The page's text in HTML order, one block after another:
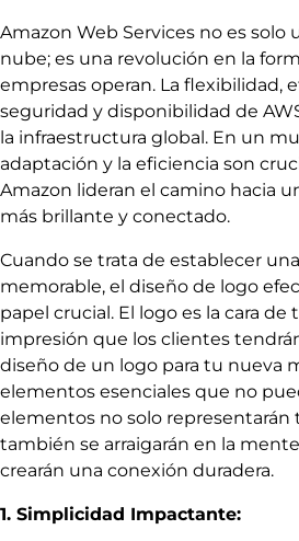
Amazon Web Services no es solo
nube; es una revolución en la
empresas operan. La flexibilidad,
seguridad y disponibilidad de
la infraestructura global. En un
adaptación y la eficiencia son
Amazon lideran el camino hacia
más brillante y conectado.
Cuando se trata de establecer
memorable, el diseño de logo
papel crucial. El logo es la cara de
impresión que los clientes
diseño de un logo para tu nueva
elementos esenciales que no
elementos no solo representarán
también se arraigarán en la
crearán una conexión duradera.
1. Simplicidad Impactante: